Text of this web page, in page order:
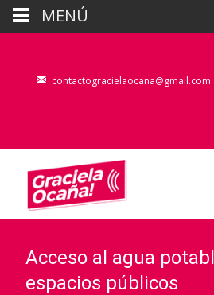
contactogracielaocana@gmail.com
Acceso al agua
espacios públicos
MENÚ